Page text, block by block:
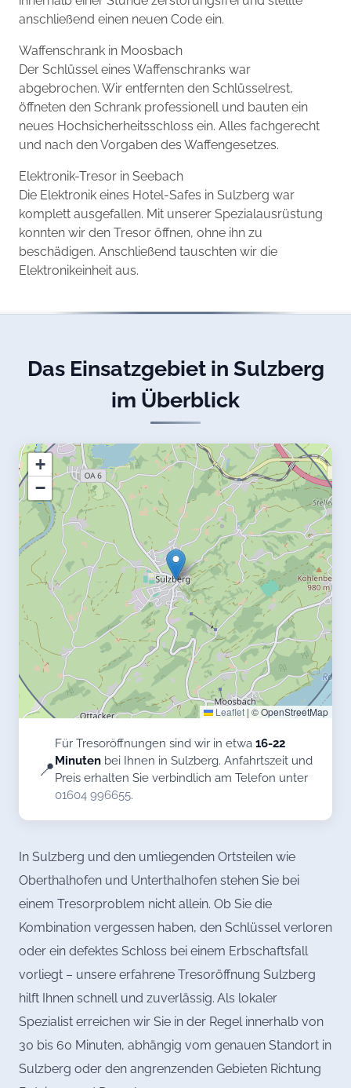
anschließend einen neuen Code ein.
Waffenschrank in Moosbach
Der Schlüssel eines Waffenschranks war
abgebrochen. Wir entfernten den Schlüsselrest,
öffneten den Schrank professionell und bauten ein
neues Hochsicherheitsschloss ein. Alles fachgerecht
und nach den Vorgaben des Waffengesetzes.
Elektronik-Tresor in Seebach
Die Elektronik eines Hotel-Safes in Sulzberg war
komplett ausgefallen. Mit unserer Spezialausrüstung
konnten wir den Tresor öffnen, ohne ihn zu
beschädigen. Anschließend tauschten wir die
Elektronikeinheit aus.
Das Einsatzgebiet in Sulzberg
im Überblick
+
−
Leaflet | © OpenStreetMap
📍
Für Tresoröffnungen sind wir in etwa 16-22
Minuten bei Ihnen in Sulzberg. Anfahrtszeit und
Preis erhalten Sie verbindlich am Telefon unter
01604 996655.
In Sulzberg und den umliegenden Ortsteilen wie
Oberthalhofen und Unterthalhofen stehen Sie bei
einem Tresorproblem nicht allein. Ob Sie die
Kombination vergessen haben, den Schlüssel verloren
oder ein defektes Schloss bei einem Erbschaftsfall
vorliegt – unsere erfahrene Tresoröffnung Sulzberg
hilft Ihnen schnell und zuverlässig. Als lokaler
Spezialist erreichen wir Sie in der Regel innerhalb von
30 bis 60 Minuten, abhängig vom genauen Standort in
Sulzberg oder den angrenzenden Gebieten Richtung